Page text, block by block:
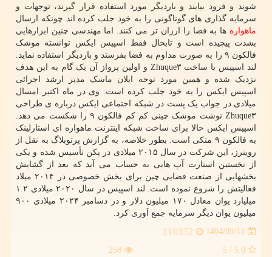
شوند و فرود بیایند و باردیگر مورد استفاده قرار گیرند، توجهات و
سرمایه گذاری های گوناگونی را به خود جلب کرده اند چونکه ارسال
ماهواره ها به فضا را ارزان تر می کنند. اما مهندسی چنین ابزارهایی
بشدت پیچیده است و تابحال فقط اسپیس ایکس توانسته موشک
فالکون ۹ را به صورت مداوم به فضا بفرستد و باردیگر استفاده نماید.
لند اسپیس با ساخت Zhuque۳ و اولین پرواز آن یک گام به این هدف
نزدیک شده و همین مورد توجه ایلان ماسک مدیر ارشد اجرائی
اسپیس ایکس را به خود جلب کرده است. وی در ماه اکتبر امسال
میلادی در جواب یک پست در شبکه اجتماعی ایکس درباره ی طراحی
Zhuque۳ نوشت موشک چینی کم کم فالکون ۹ را شکست می دهد.
اسپیس ایکس حالا برای ساخت شبکه اینترنت ماهواره ای استارلینک
به فالکون ۹ متکی است. بطور خلاصه، به گزارش پرتوبلاگ به نقل از
رویترز، این شرکت در سال ۲۰۱۵ میلادی در پکن تأسیس شده و یکی
از نخستین استارت آپ هایی به حساب می آید که بعد از گشایش
بخشهایی از صنعت فضایی چین برای بخش خصوصی در ۲۰۱۴ میلاد
فعالیتش را شروع نموده است. لند اسپیس در سال ۲۰۲۰ میلادی ۱.۲
میلیارد یوان معادل ۱۷۰ میلیون دلار و در دسامبر ۲۰۲۴ میلادی ۹۰۰
میلیون یوان دیگر سرمایه جمع آوری کرد.
1404/09/13
13:03:52
5.0
/ 5
258